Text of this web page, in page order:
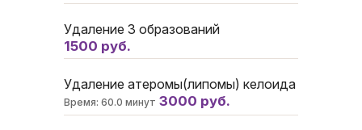
Удаление 3 образований
1500 руб.
Удаление атеромы(липомы) келоида
Время: 60.0 минут 3000 руб.